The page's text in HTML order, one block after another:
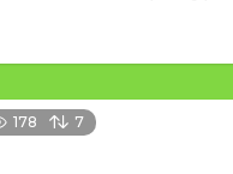
178 7